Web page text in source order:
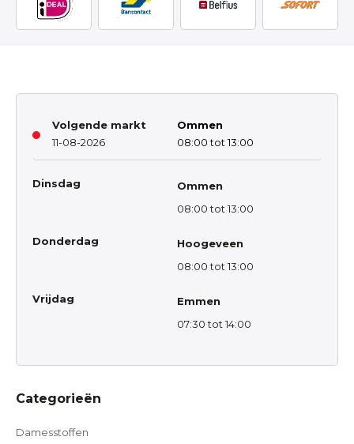
Volgende markt
11-08-2026
Ommen
08:00 tot 13:00
Dinsdag
Ommen
08:00 tot 13:00
Donderdag
Hoogeveen
08:00 tot 13:00
Vrijdag
Emmen
07:30 tot 14:00
Categorieën
Damesstoffen